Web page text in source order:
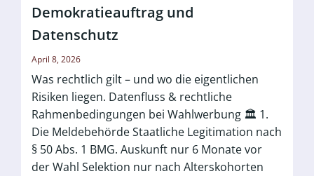
Demokratieauftrag und
Datenschutz
April 8, 2026
Was rechtlich gilt – und wo die eigentlichen
Risiken liegen. Datenfluss & rechtliche
Rahmenbedingungen bei Wahlwerbung 🏛️ 1.
Die Meldebehörde Staatliche Legitimation nach
§ 50 Abs. 1 BMG. Auskunft nur 6 Monate vor
der Wahl Selektion nur nach Alterskohorten